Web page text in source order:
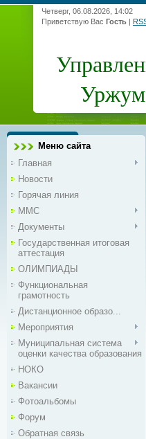
Четверг, 06.08.2026, 14:02
Приветствую Вас Гость |
Меню сайта
Главная
Новости
Горячая линия
ММС
Документы
Государственная итоговая
аттестация
ОЛИМПИАДЫ
Функциональная
грамотность
Дистанционное образо...
Мероприятия
Муниципальная система
оценки качества образования
НОКО
Вакансии
Фотоальбомы
Форум
Обратная связь